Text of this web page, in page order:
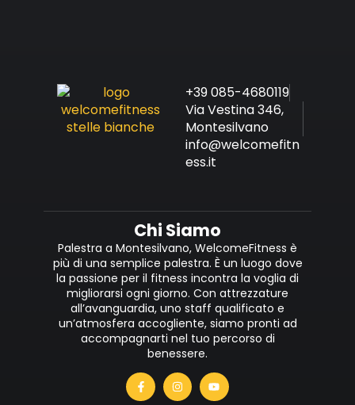
+39 085-4680119
Via Vestina 346,
Montesilvano
info@welcomefitn
ess.it
Chi Siamo
Palestra a Montesilvano, WelcomeFitness è
più di una semplice palestra. È un luogo dove
la passione per il fitness incontra la voglia di
migliorarsi ogni giorno. Con attrezzature
all’avanguardia, uno staff qualificato e
un’atmosfera accogliente, siamo pronti ad
accompagnarti nel tuo percorso di
benessere.